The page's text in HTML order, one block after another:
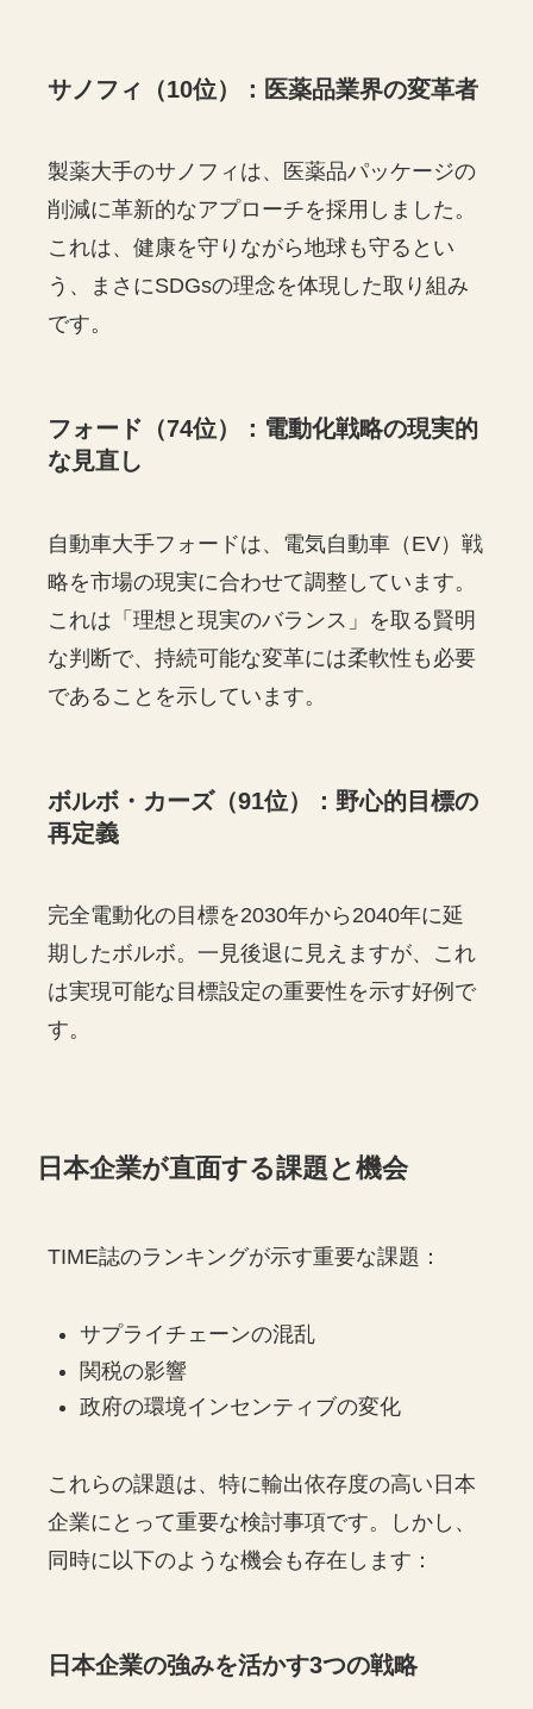
サノフィ（10位）：医薬品業界の変革者
製薬大手のサノフィは、医薬品パッケージの
削減に革新的なアプローチを採用しました。
これは、健康を守りながら地球も守るとい
う、まさにSDGsの理念を体現した取り組み
です。
フォード（74位）：電動化戦略の現実的
な見直し
自動車大手フォードは、電気自動車（EV）戦
略を市場の現実に合わせて調整しています。
これは「理想と現実のバランス」を取る賢明
な判断で、持続可能な変革には柔軟性も必要
であることを示しています。
ボルボ・カーズ（91位）：野心的目標の
再定義
完全電動化の目標を2030年から2040年に延
期したボルボ。一見後退に見えますが、これ
は実現可能な目標設定の重要性を示す好例で
す。
日本企業が直面する課題と機会
TIME誌のランキングが示す重要な課題：
サプライチェーンの混乱
関税の影響
政府の環境インセンティブの変化
これらの課題は、特に輸出依存度の高い日本
企業にとって重要な検討事項です。しかし、
同時に以下のような機会も存在します：
日本企業の強みを活かす3つの戦略